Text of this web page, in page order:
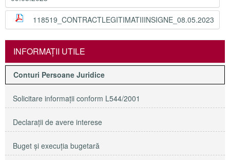
118519_CONTRACTLEGITIMATIIINSIGNE_08.05.2023
INFORMAŢII UTILE
Conturi Persoane Juridice
Solicitare informaţii conform L544/2001
Declaraţii de avere interese
Buget şi execuţia bugetară